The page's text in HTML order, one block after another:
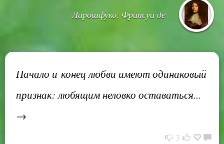
Ларошфуко, Франсуа де
Начало и конец любви имеют одинаковый
признак: любящим неловко оставаться...
→
3